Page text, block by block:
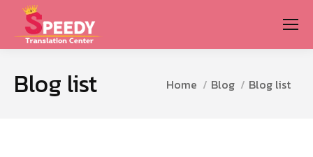
Blog list You are here:
Home Blog Blog list